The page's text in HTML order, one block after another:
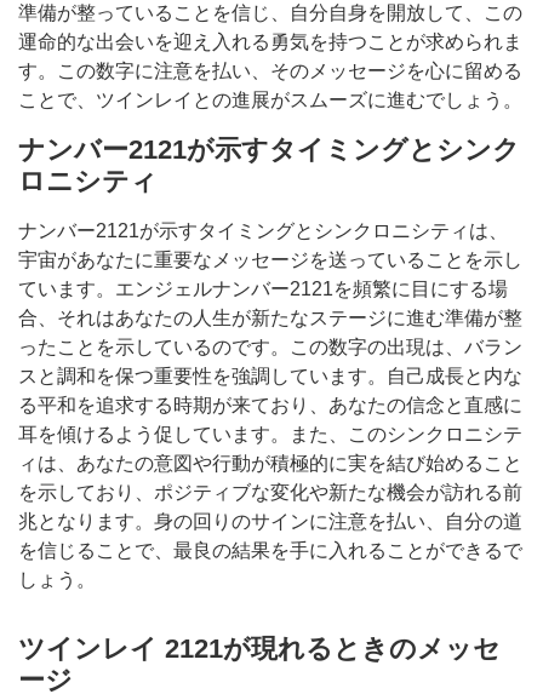
準備が整っていることを信じ、自分自身を開放して、この
運命的な出会いを迎え入れる勇気を持つことが求められま
す。この数字に注意を払い、そのメッセージを心に留める
ことで、ツインレイとの進展がスムーズに進むでしょう。
ナンバー2121が示すタイミングとシンク
ロニシティ
ナンバー2121が示すタイミングとシンクロニシティは、
宇宙があなたに重要なメッセージを送っていることを示し
ています。エンジェルナンバー2121を頻繁に目にする場
合、それはあなたの人生が新たなステージに進む準備が整
ったことを示しているのです。この数字の出現は、バラン
スと調和を保つ重要性を強調しています。自己成長と内な
る平和を追求する時期が来ており、あなたの信念と直感に
耳を傾けるよう促しています。また、このシンクロニシテ
ィは、あなたの意図や行動が積極的に実を結び始めること
を示しており、ポジティブな変化や新たな機会が訪れる前
兆となります。身の回りのサインに注意を払い、自分の道
を信じることで、最良の結果を手に入れることができるで
しょう。
ツインレイ 2121が現れるときのメッセ
ージ